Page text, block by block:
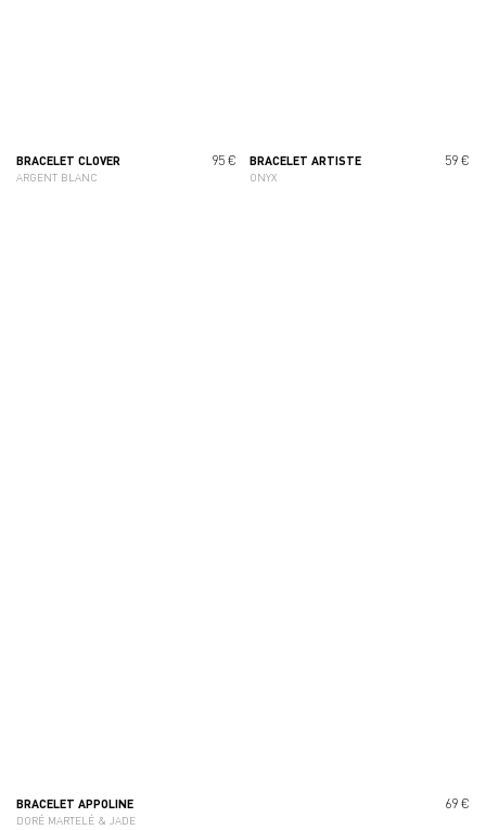
BRACELET CLOVER
ARGENT BLANC
95 € BRACELET ARTISTE
ONYX
59 €
BRACELET APPOLINE
DORÉ MARTELÉ & JADE
69 €